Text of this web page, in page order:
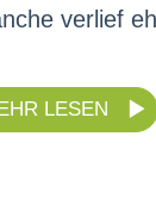
verlief
LESEN